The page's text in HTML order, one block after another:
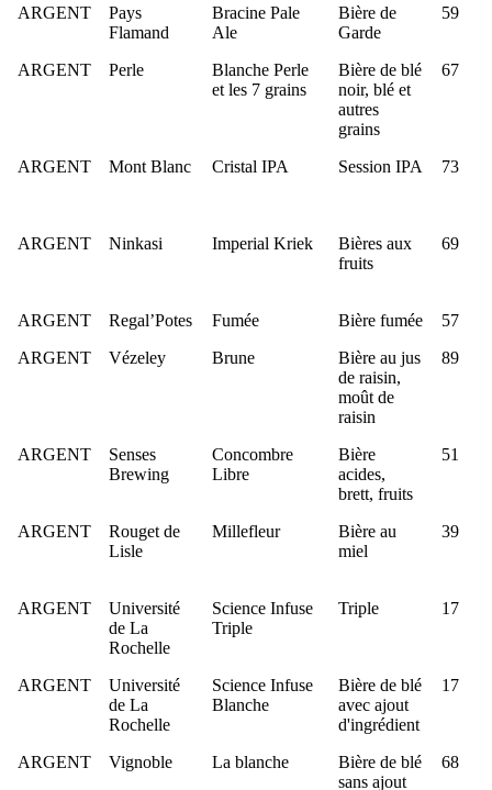
ARGENT
Pays
Flamand
Bracine Pale
Ale
Bière de
Garde
59
ARGENT Perle
Blanche Perle
et les 7 grains
Bière de blé
noir, blé et
autres
grains
67
ARGENT Mont Blanc Cristal IPA Session IPA 73
ARGENT Ninkasi Imperial Kriek
Bières aux
fruits
69
ARGENT Regal’Potes Fumée Bière fumée
57
ARGENT
Vézeley Brune
Bière au jus
de raisin,
moût de
raisin
89
ARGENT
Senses
Brewing
Concombre
Libre
Bière
acides,
brett, fruits
51
ARGENT
Rouget de
Lisle
Millefleur
Bière au
miel
39
ARGENT
Université
de La
Rochelle
Science Infuse
Triple
Triple 17
ARGENT
Université
de La
Rochelle
Science Infuse
Blanche
Bière de blé
avec ajout
d'ingrédient
17
ARGENT Vignoble La blanche
Bière de blé
sans ajout
68